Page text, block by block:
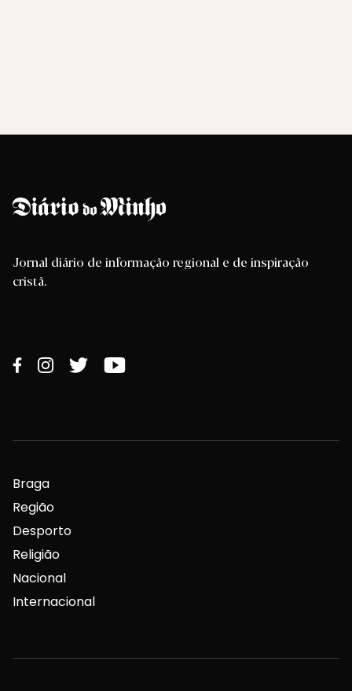
Jornal diário de informação regional e de inspiração
cristã.
Braga
Região
Desporto
Religião
Nacional
Internacional